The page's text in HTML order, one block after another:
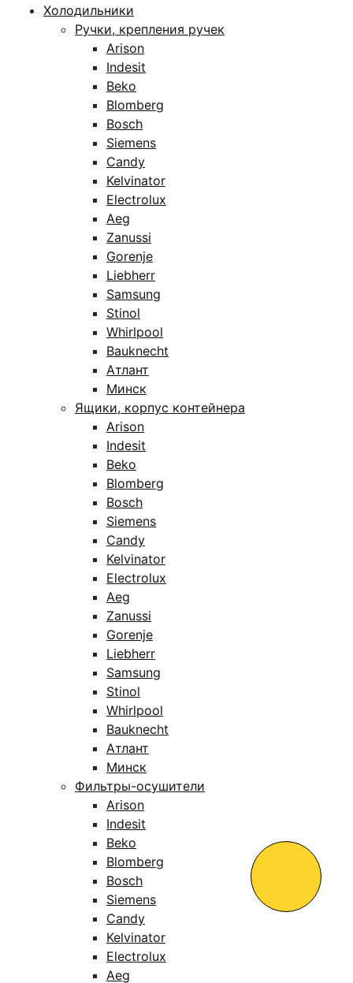
Холодильники
Ручки, крепления ручек
Arison
Indesit
Beko
Blomberg
Bosch
Siemens
Candy
Kelvinator
Electrolux
Aeg
Zanussi
Gorenje
Liebherr
Samsung
Stinol
Whirlpool
Bauknecht
Атлант
Минск
Ящики, корпус контейнера
Arison
Indesit
Beko
Blomberg
Bosch
Siemens
Candy
Kelvinator
Electrolux
Aeg
Zanussi
Gorenje
Liebherr
Samsung
Stinol
Whirlpool
Bauknecht
Атлант
Минск
Фильтры-осушители
Arison
Indesit
Beko
Blomberg
Bosch
Siemens
Candy
Kelvinator
Electrolux
Aeg